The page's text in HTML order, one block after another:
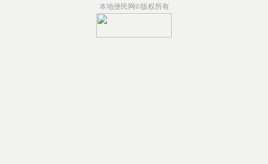
本地便民网©版权所有